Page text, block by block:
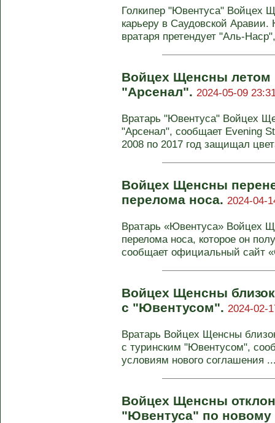
Голкипер "Ювентуса" Войцех
карьеру в Саудовской
вратаря претендует "Аль-
Войцех Щенсны летом
"Арсенал". 2024-05-09
Вратарь "Ювентуса" Войцех
"Арсенал", сообщает Evening
2008 по 2017 год защищал
Войцех Щенсны
перелома носа. 2024-04-
Вратарь «Ювентуса» Войцех
перелома носа, которое он
сообщает официальный сайт
Войцех Щенсны
с "Ювентусом". 2024-02-
Вратарь Войцех Щенсны
с туринским "Ювентусом",
условиям нового соглашения
Войцех Щенсны
"Ювентуса" по новому